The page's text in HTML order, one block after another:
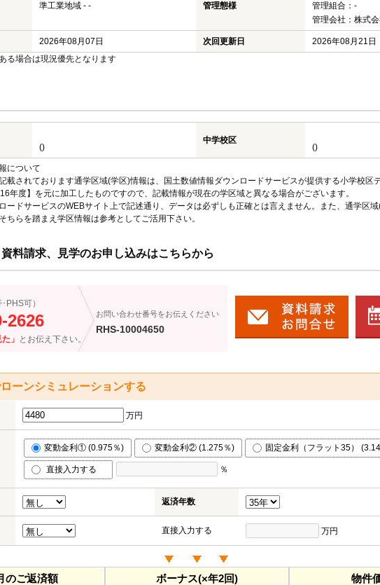
準工業地域 - - 管理態様
管理組合：-
管理会社：株式
2026年08月07日 次回更新日
2026年08月21日
る場合は現況優先となります
()
中学校区
()
について
載されております通学区域(学区)情報は、国土数値情報ダウンロードサービスが提供する小学校区
年度】を元に加工したものですので、記載情報が現在の学区域と異なる場合がございます。
ードサービスのWEBサイト上で記述通り、データは必ずしも正確とは言えません。また、通学区
ちらを踏まえ学区情報は参考としてご活用下さい。
料請求、見学のお申し込みはこちらから
PHS可）
2626
」 とお伝え下さい。
お問い合わせ番号をお伝えください
RHS-10004650
ーンシミュレーションする
万円
変動金利① (0.975％) 変動金利② (1.275％) 固定金利（フラット35）
直接入力する ％
返済年数
直接入力する 万円
のご返済額 ボーナス(×年2回) 物件